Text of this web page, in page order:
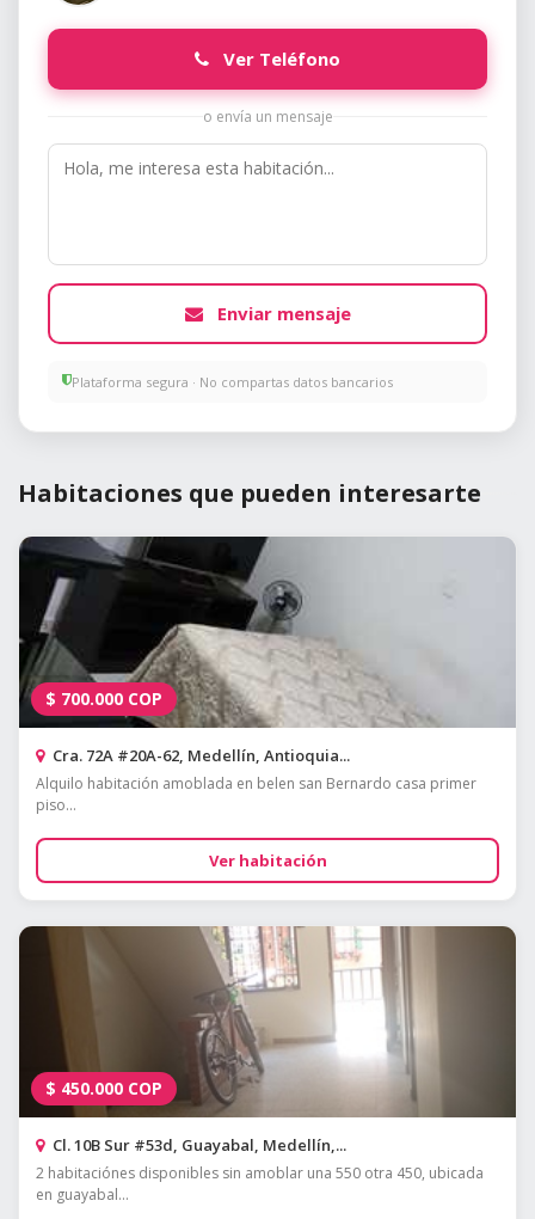
Ver Teléfono
o envía un mensaje
Enviar mensaje
Plataforma segura · No compartas datos bancarios
Habitaciones que pueden interesarte
$ 700.000 COP
Cra. 72A #20A-62, Medellín, Antioquia...
Alquilo habitación amoblada en belen san Bernardo casa primer
piso...
Ver habitación
$ 450.000 COP
Cl. 10B Sur #53d, Guayabal, Medellín,...
2 habitaciónes disponibles sin amoblar una 550 otra 450, ubicada
en guayabal...